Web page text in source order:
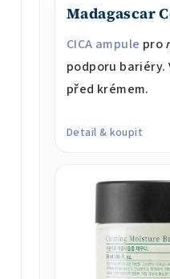
Madagascar
CICA ampule pro
podporu bariéry.
před krémem.
Detail & koupit